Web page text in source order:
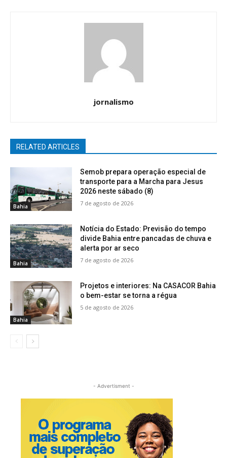
jornalismo
RELATED ARTICLES
Bahia
Semob prepara operação especial de
transporte para a Marcha para Jesus
2026 neste sábado (8)
7 de agosto de 2026
Bahia
Notícia do Estado: Previsão do tempo
divide Bahia entre pancadas de chuva e
alerta por ar seco
7 de agosto de 2026
Bahia
Projetos e interiores: Na CASACOR Bahia
o bem-estar se torna a régua
5 de agosto de 2026
- Advertisment -